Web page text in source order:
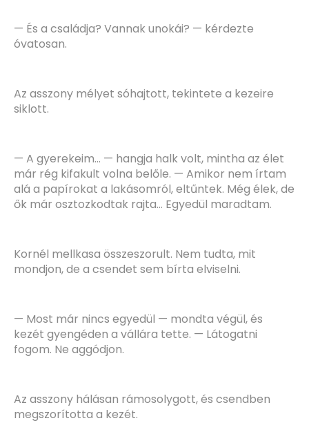
— És a családja? Vannak unokái? — kérdezte
óvatosan.
Az asszony mélyet sóhajtott, tekintete a kezeire
siklott.
— A gyerekeim… — hangja halk volt, mintha az élet
már rég kifakult volna belőle. — Amikor nem írtam
alá a papírokat a lakásomról, eltűntek. Még élek, de
ők már osztozkodtak rajta… Egyedül maradtam.
Kornél mellkasa összeszorult. Nem tudta, mit
mondjon, de a csendet sem bírta elviselni.
— Most már nincs egyedül — mondta végül, és
kezét gyengéden a vállára tette. — Látogatni
fogom. Ne aggódjon.
Az asszony hálásan rámosolygott, és csendben
megszorította a kezét.